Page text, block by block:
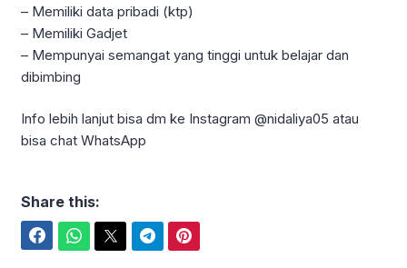
– Memiliki data pribadi (ktp)
– Memiliki Gadjet
– Mempunyai semangat yang tinggi untuk belajar dan
dibimbing
Info lebih lanjut bisa dm ke Instagram @nidaliya05 atau
bisa chat WhatsApp
Share this: